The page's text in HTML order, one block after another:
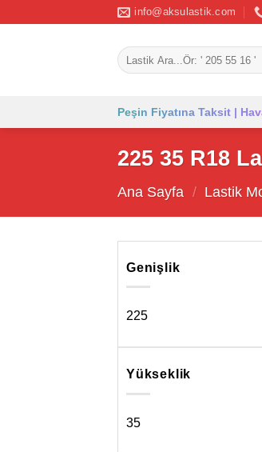
info@aksulastik.com
Ara:
Peşin Fiyatına Taksit |
225 35 R18
Ana Sayfa / Lastik
Genişlik
225
Yükseklik
35